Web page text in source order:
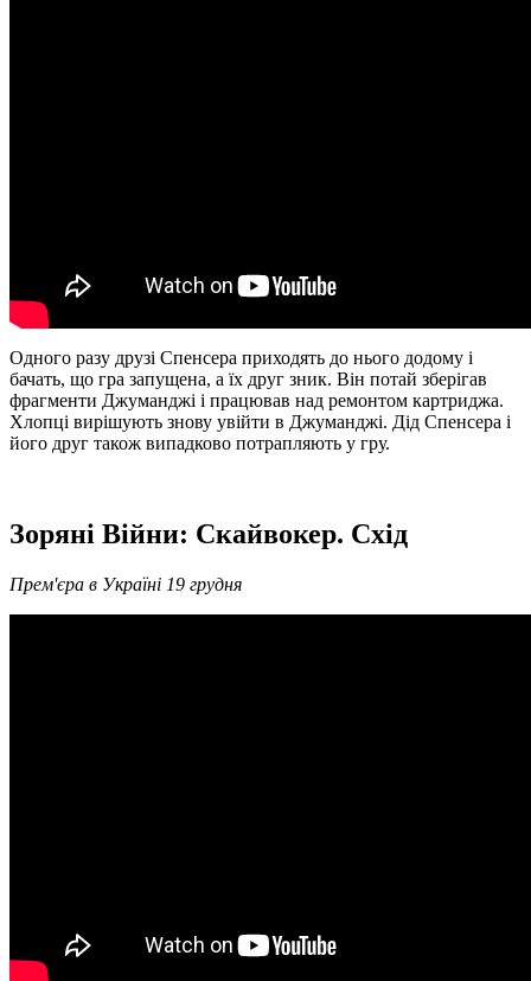
Одного разу друзі Спенсера приходять до нього додому і
бачать, що гра запущена, а їх друг зник. Він потай зберігав
фрагменти Джуманджі і працював над ремонтом картриджа.
Хлопці вирішують знову увійти в Джуманджі. Дід Спенсера і
його друг також випадково потрапляють у гру.
Зоряні Війни: Скайвокер. Схід
Прем'єра в Україні 19 грудня